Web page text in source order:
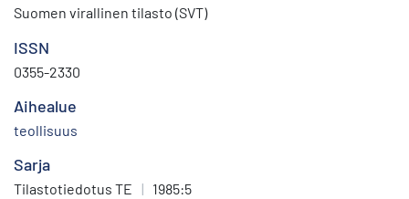
Suomen virallinen tilasto (SVT)
ISSN
0355-2330
Aihealue
teollisuus
Sarja
Tilastotiedotus TE | 1985:5